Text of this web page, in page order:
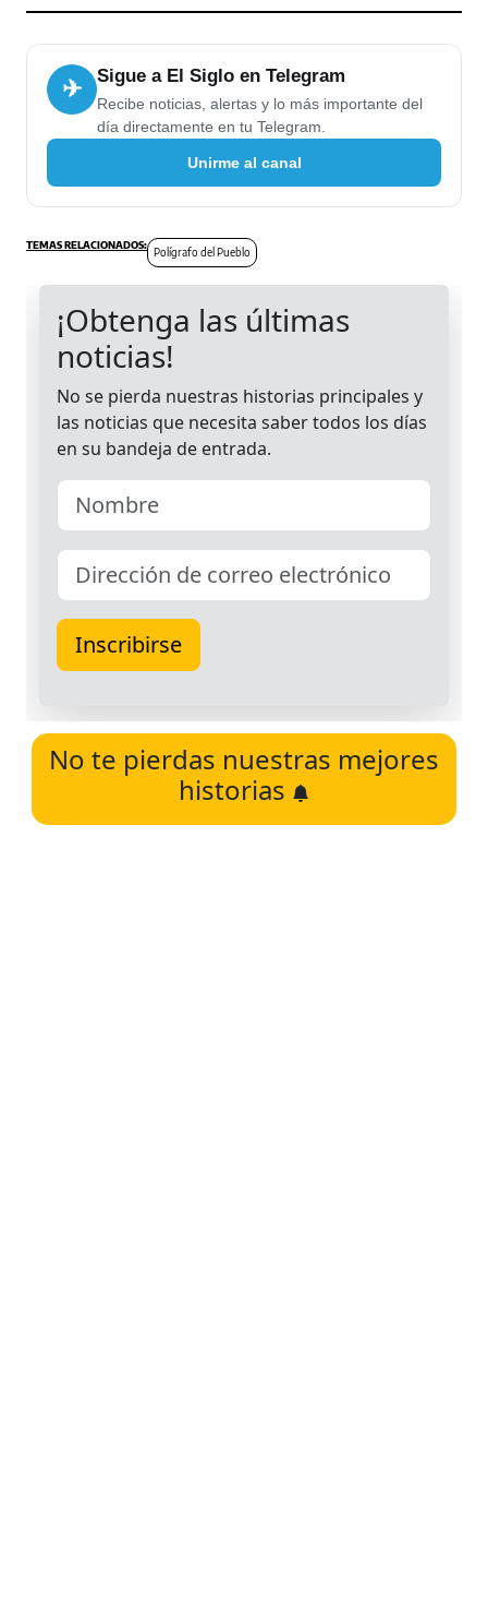
✈ Sigue a El Siglo en Telegram
Recibe noticias, alertas y lo más importante del
día directamente en tu Telegram.
Unirme al canal
Polígrafo del Pueblo
No te pierdas nuestras mejores
historias